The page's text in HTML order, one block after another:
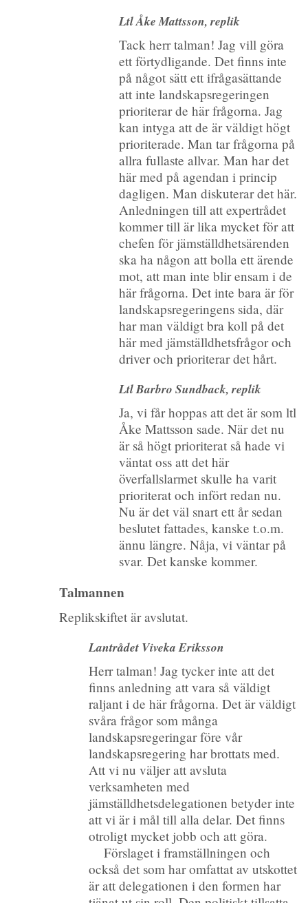
Ltl Åke Mattsson, replik
Tack herr talman! Jag vill göra
ett förtydligande. Det finns inte
på något sätt ett ifrågasättande
att inte landskapsregeringen
prioriterar de här frågorna. Jag
kan intyga att de är väldigt högt
prioriterade. Man tar frågorna på
allra fullaste allvar. Man har det
här med på agendan i princip
dagligen. Man diskuterar det här.
Anledningen till att expertrådet
kommer till är lika mycket för att
chefen för jämställdhetsärenden
ska ha någon att bolla ett ärende
mot, att man inte blir ensam i de
här frågorna. Det inte bara är för
landskapsregeringens sida, där
har man väldigt bra koll på det
här med jämställdhetsfrågor och
driver och prioriterar det hårt.
Ltl Barbro Sundback, replik
Ja, vi får hoppas att det är som ltl
Åke Mattsson sade. När det nu
är så högt prioriterat så hade vi
väntat oss att det här
överfallslarmet skulle ha varit
prioriterat och infört redan nu.
Nu är det väl snart ett år sedan
beslutet fattades, kanske t.o.m.
ännu längre. Nåja, vi väntar på
svar. Det kanske kommer.
Talmannen
Replikskiftet är avslutat.
Lantrådet Viveka Eriksson
Herr talman! Jag tycker inte att det
finns anledning att vara så väldigt
raljant i de här frågorna. Det är väldigt
svåra frågor som många
landskapsregeringar före vår
landskapsregering har brottats med.
Att vi nu väljer att avsluta
verksamheten med
jämställdhetsdelegationen betyder inte
att vi är i mål till alla delar. Det finns
otroligt mycket jobb och att göra.
Förslaget i framställningen och
också det som har omfattat av utskottet
är att delegationen i den formen har